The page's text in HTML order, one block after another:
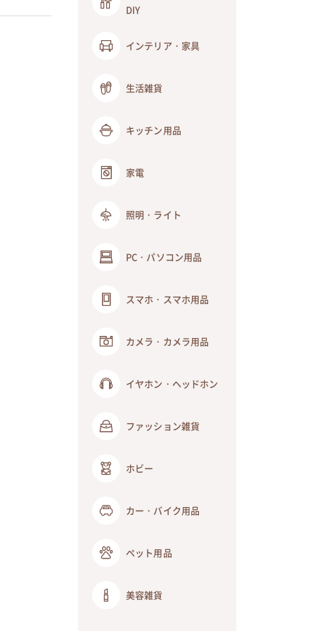
DIY
インテリア・家具
生活雑貨
キッチン用品
家電
照明・ライト
PC・パソコン用品
スマホ・スマホ用品
カメラ・カメラ用品
イヤホン・ヘッドホン
ファッション雑貨
ホビー
カー・バイク用品
ペット用品
美容雑貨